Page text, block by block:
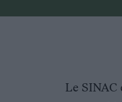
Le SINAC